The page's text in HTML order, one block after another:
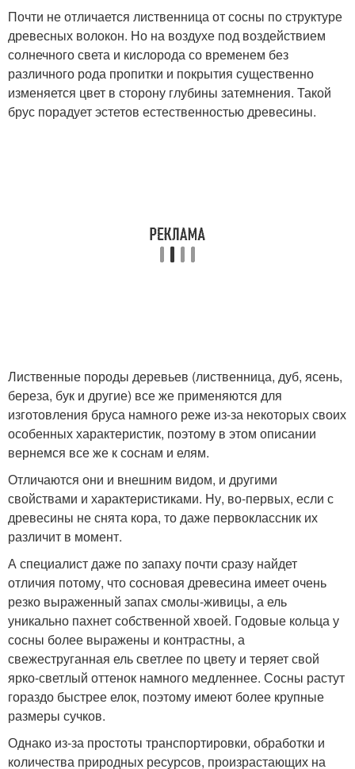
Почти не отличается лиственница от сосны по структуре
древесных волокон. Но на воздухе под воздействием
солнечного света и кислорода со временем без
различного рода пропитки и покрытия существенно
изменяется цвет в сторону глубины затемнения. Такой
брус порадует эстетов естественностью древесины.
Лиственные породы деревьев (лиственница, дуб, ясень,
береза, бук и другие) все же применяются для
изготовления бруса намного реже из-за некоторых своих
особенных характеристик, поэтому в этом описании
вернемся все же к соснам и елям.
Отличаются они и внешним видом, и другими
свойствами и характеристиками. Ну, во-первых, если с
древесины не снята кора, то даже первоклассник их
различит в момент.
А специалист даже по запаху почти сразу найдет
отличия потому, что сосновая древесина имеет очень
резко выраженный запах смолы-живицы, а ель
уникально пахнет собственной хвоей. Годовые кольца у
сосны более выражены и контрастны, а
свежеструганная ель светлее по цвету и теряет свой
ярко-светлый оттенок намного медленнее. Сосны растут
гораздо быстрее елок, поэтому имеют более крупные
размеры сучков.
Однако из-за простоты транспортировки, обработки и
количества природных ресурсов, произрастающих на